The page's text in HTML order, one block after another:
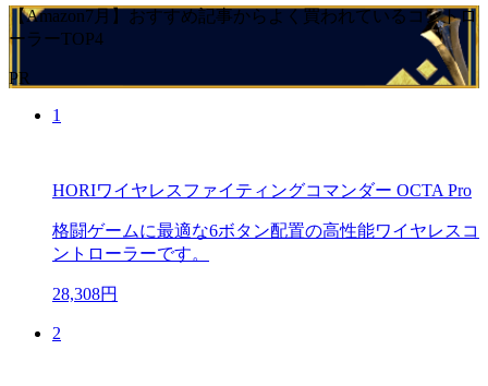
【Amazon7月】おすすめ記事からよく買われているコントロ
ーラーTOP4
PR
1
HORIワイヤレスファイティングコマンダー OCTA Pro
格闘ゲームに最適な6ボタン配置の高性能ワイヤレスコ
ントローラーです。
28,308円
2